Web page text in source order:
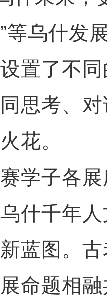
等乌什发
置了不
思考、
花。
子各展
什千年
蓝图。
命题相